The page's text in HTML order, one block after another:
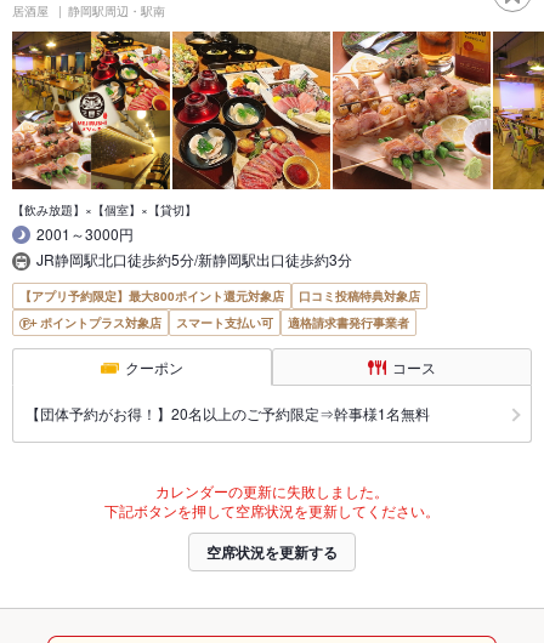
居酒屋 静岡駅周辺・駅南
【飲み放題】×【個室】×【貸切】
2001～3000円
JR静岡駅北口徒歩約5分/新静岡駅出口徒歩約3分
【アプリ予約限定】最大800ポイント還元対象店
口コミ投稿特典対象店
ポイントプラス対象店
スマート支払い可 適格請求書発行事業者
クーポン コース
【団体予約がお得！】20名以上のご予約限定⇒幹事様1名無料
カレンダーの更新に失敗しました。
下記ボタンを押して空席状況を更新してください。
空席状況を更新する